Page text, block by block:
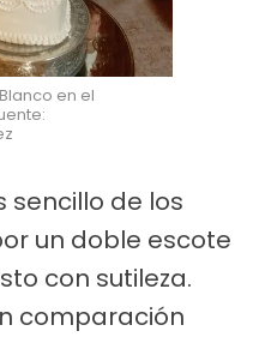
en el
sencillo de los
un doble escote
con sutileza.
comparación